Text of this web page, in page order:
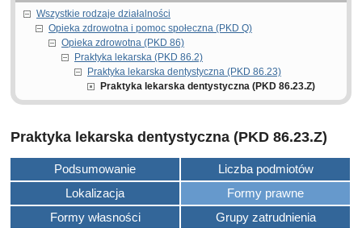
Wszystkie rodzaje działalności
Opieka zdrowotna i pomoc społeczna (PKD Q)
Opieka zdrowotna (PKD 86)
Praktyka lekarska (PKD 86.2)
Praktyka lekarska dentystyczna (PKD 86.23)
Praktyka lekarska dentystyczna (PKD 86.23.Z)
Praktyka lekarska dentystyczna (PKD 86.23.Z)
Podsumowanie
Liczba podmiotów
Lokalizacja
Formy prawne
Formy własności
Grupy zatrudnienia